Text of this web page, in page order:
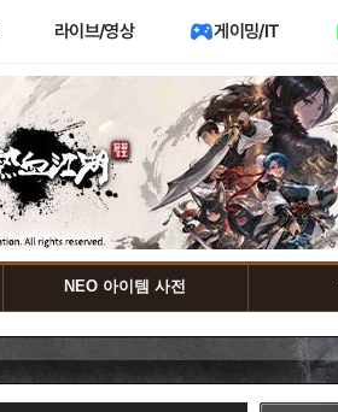
라이브/영상 게이밍/IT
NEO 아이템 사전